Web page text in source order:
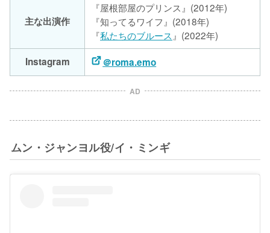
主な出演作
『屋根部屋のプリンス』(2012年)
『知ってるワイフ』(2018年)
『私たちのブルース 』(2022年)
Instagram
＠roma.emo
AD
ムン・ジャンヨル役/イ・ミンギ